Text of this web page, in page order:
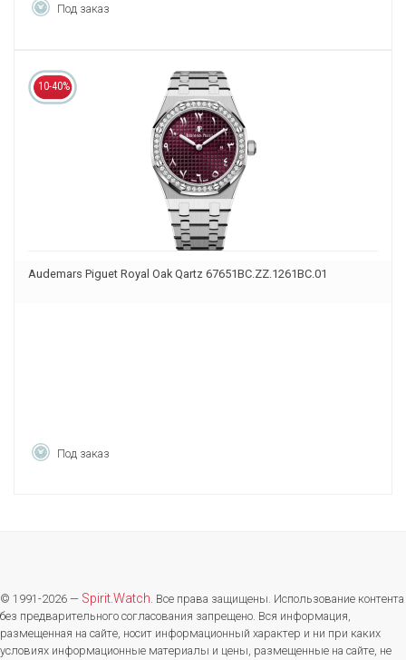
Под заказ
10-40%
Audemars Piguet Royal Oak Qartz 67651BC.ZZ.1261BC.01
Под заказ
© 1991-2026 — Spirit.Watch. Все права защищены. Использование контента
без предварительного согласования запрещено. Вся информация,
размещенная на сайте, носит информационный характер и ни при каких
условиях информационные материалы и цены, размещенные на сайте, не